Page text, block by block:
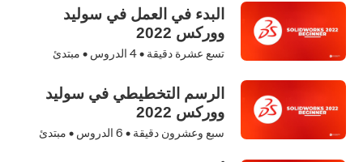
البدء في العمل في سوليد
ووركس 2022
تسع عشرة دقيقة •4 الدروس • مبتدئ
الرسم التخطيطي في سوليد
ووركس 2022
سبع وعشرون دقيقة • 6 الدروس • مبتدئ